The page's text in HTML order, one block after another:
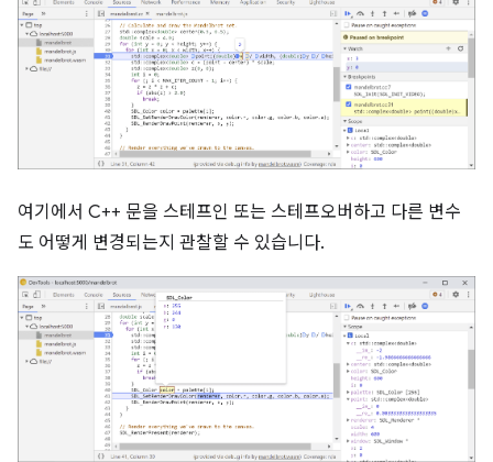
여기에서 C++ 문을 스테프인 또는 스테프오버하고 다른 변수
도 어떻게 변경되는지 관찰할 수 있습니다.